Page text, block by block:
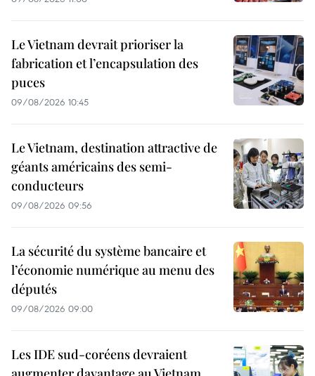
Le Vietnam devrait prioriser la
fabrication et l’encapsulation des
puces
09/08/2026 10:45
Le Vietnam, destination attractive de
géants américains des semi-
conducteurs
09/08/2026 09:56
La sécurité du système bancaire et
l’économie numérique au menu des
députés
09/08/2026 09:00
Les IDE sud-coréens devraient